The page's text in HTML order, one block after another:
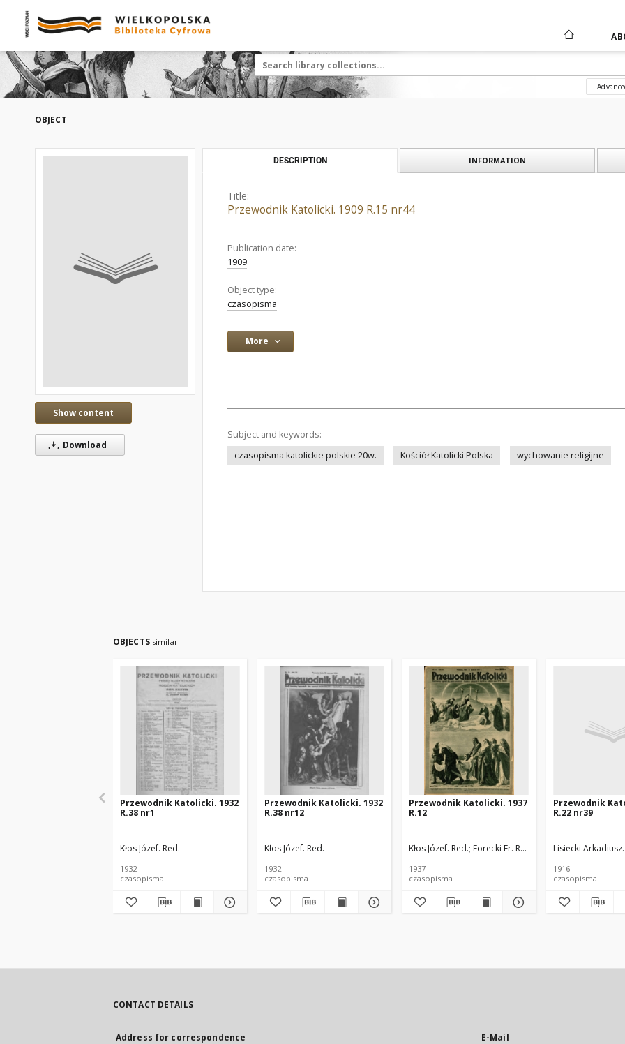
OBJECT
Show content
Download
DESCRIPTION INFORMATION
Title:
Przewodnik Katolicki. 1909 R.15 nr44
Publication date:
1909
Object type:
czasopisma
More
Subject and keywords:
czasopisma katolickie polskie 20w.
Kościół Katolicki Polska wychowanie religijne
OBJECTS similar
Przewodnik Katolicki. 1932
R.38 nr1
Kłos Józef. Red.
1932
czasopisma
Przewodnik Katolicki. 1932
R.38 nr12
Kłos Józef. Red.
1932
czasopisma
Przewodnik Katolicki. 1937
R.12
Kłos Józef. Red. Forecki Fr. Red.
1937
czasopisma
Przewodnik
R.22 nr39
Lisiecki
1916
czasopisma
CONTACT DETAILS
Address for correspondence E-Mail